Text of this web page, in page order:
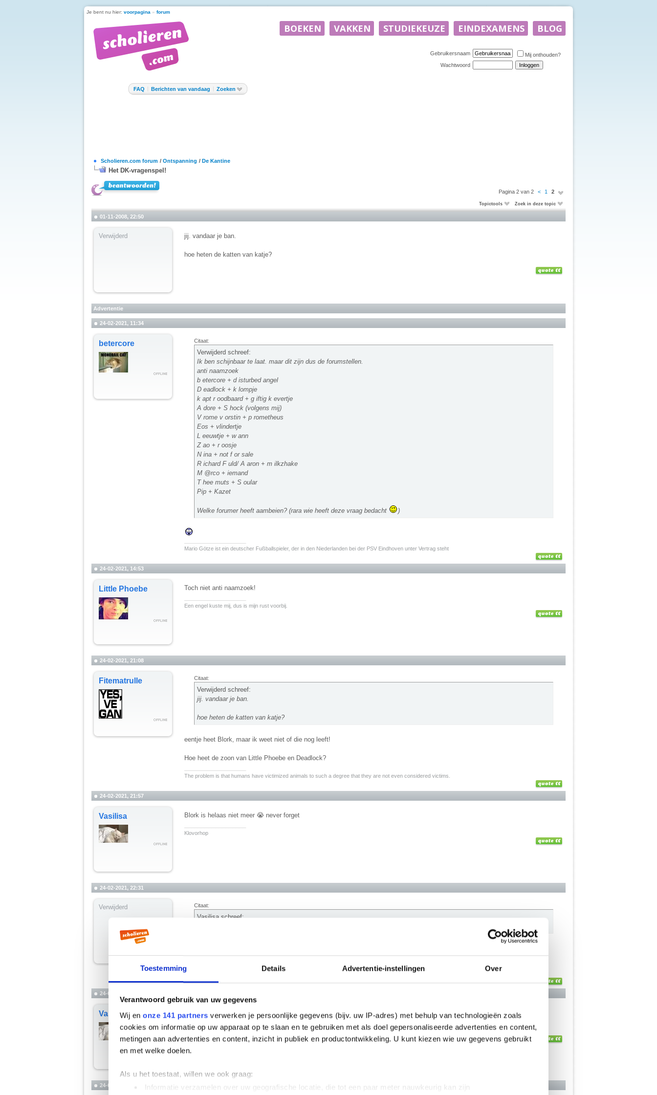
Toestemming Details Advertentie-instellingen Over
Verantwoord gebruik van uw gegevens
Wij en onze 141 partners verwerken je persoonlijke gegevens (bijv. uw IP-adres) met behulp van technologieën zoals
cookies om informatie op uw apparaat op te slaan en te gebruiken met als doel gepersonaliseerde advertenties en content,
metingen aan advertenties en content, inzicht in publiek en productontwikkeling. U kunt kiezen wie uw gegevens gebruikt
en met welke doelen.
Als u het toestaat, willen we ook graag:
Informatie verzamelen over uw geografische locatie, die tot een paar meter nauwkeurig kan zijn
Je bent nu hier: voorpagina » forum
Gebruikersnaam
Mij onthouden?
Wachtwoord
FAQ Berichten van vandaag Zoeken
Scholieren.com forum / Ontspanning / De Kantine
Het DK-vragenspel!
Pagina 2 van 2 < 1 2
Topictools Zoek in deze topic
01-11-2008, 22:50
Verwijderd jij. vandaar je ban.
hoe heten de katten van katje?
Advertentie
24-02-2021, 11:34
betercore Citaat:
Verwijderd schreef:
Ik ben schijnbaar te laat. maar dit zijn dus de forumstellen.
anti naamzoek
b etercore + d isturbed angel
D eadlock + k lompje
k apt r oodbaard + g iftig k evertje
A dore + S hock (volgens mij)
V rome v orstin + p rometheus
Eos + vlindertje
L eeuwtje + w ann
Z ao + r oosje
N ina + not f or sale
R ichard F uld/ A aron + m ilkzhake
M @rco + iemand
T hee muts + S oular
Pip + Kazet
Welke forumer heeft aambeien? (rara wie heeft deze vraag bedacht )
Mario Götze ist ein deutscher Fußballspieler, der in den Niederlanden bei der PSV Eindhoven unter Vertrag steht
24-02-2021, 14:53
Little Phoebe
Toch niet anti naamzoek!
Een engel kuste mij, dus is mijn rust voorbij.
24-02-2021, 21:08
Fitematrulle Citaat:
Verwijderd schreef:
jij. vandaar je ban.
hoe heten de katten van katje?
eentje heet Blork, maar ik weet niet of die nog leeft!
Hoe heet de zoon van Little Phoebe en Deadlock?
The problem is that humans have victimized animals to such a degree that they are not even considered victims.
24-02-2021, 21:57
Vasilisa
Blork is helaas niet meer 😭 never forget
Klovorhop
24-02-2021, 22:31
Verwijderd Citaat:
Vasilisa schreef:
Ben jij dit
24-02-2021, 22:33
Vasilisa
En ik had het nog wel zo in mijn handtekening gezet
__________________
Klovorhop
24-02-2021, 22:38